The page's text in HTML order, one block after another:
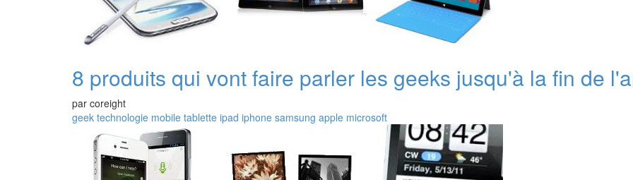
8 produits qui vont faire parler les geeks jusqu'à la fin de
par coreight
geek technologie mobile tablette ipad iphone samsung apple microsoft